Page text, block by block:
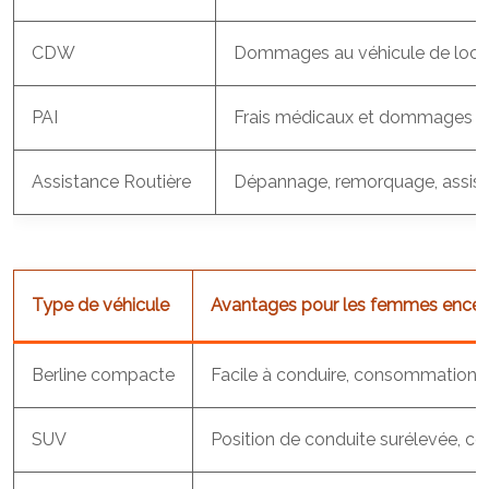
CDW Dommages au véhicule de
PAI Frais médicaux et dommages
Assistance Routière Dépannage, remorquage,
Type de véhicule Avantages pour les femmes
Berline compacte Facile à conduire, consommation
SUV Position de conduite surélevée,